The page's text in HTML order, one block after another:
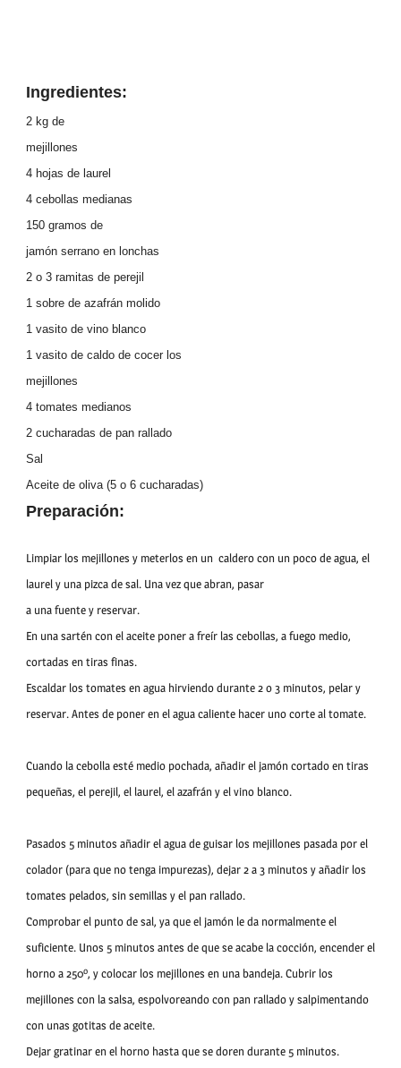
Ingredientes:
2 kg de
mejillones
4 hojas de laurel
4 cebollas medianas
150 gramos de
jamón serrano en lonchas
2 o 3 ramitas de perejil
1 sobre de azafrán molido
1 vasito de vino blanco
1 vasito de caldo de cocer los
mejillones
4 tomates medianos
2 cucharadas de pan rallado
Sal
Aceite de oliva (5 o 6 cucharadas)
Preparación:
Limpiar los mejillones y meterlos en un caldero con un poco de agua, el
laurel y una pizca de sal. Una vez que abran, pasar
a una fuente y reservar.
En una sartén con el aceite poner a freír las cebollas, a fuego medio,
cortadas en tiras finas.
Escaldar los tomates en agua hirviendo durante 2 o 3 minutos, pelar y
reservar. Antes de poner en el agua caliente hacer unocorte al tomate.
Cuando la cebolla esté medio pochada, añadir el jamón cortado en tiras
pequeñas, el perejil, el laurel, el azafrán y el vino blanco.
Pasados 5 minutos añadir el agua de guisar los mejillones pasada por el
colador (para que no tenga impurezas), dejar 2 a 3 minutos y añadir los
tomates pelados, sin semillas y el pan rallado.
Comprobar el punto de sal, ya que el jamón le da normalmente el
suficiente. Unos 5 minutos antes de que se acabe la cocción, encender el
horno a 250º, y colocar los mejillones en una bandeja. Cubrir los
mejillones con la salsa, espolvoreando con pan rallado y salpimentando
con unas gotitas de aceite.
Dejar gratinar en el horno hasta que se doren durante 5 minutos.